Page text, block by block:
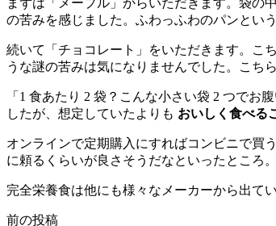
の苦みを感じました。ふわっふわのパンとい
続いて「チョコレート」をいただきます。こ
うな謎の苦みは気になりませんでした。こち
「1 食あたり 2 袋？こんな小さい袋 2 つで
したが、想定していたよりも おいしく食べる
オンラインで定期購入にすればコンビニで買
に頼るくらいが良さそうだなといったところ
完全栄養食は他にも様々なメーカーから出て
前の投稿